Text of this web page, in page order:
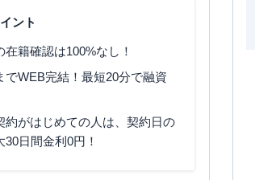
ント
在籍確認は100%なし！
でWEB完結！最短20分で融資
約がはじめての人は、契約日の
日間金利0円！